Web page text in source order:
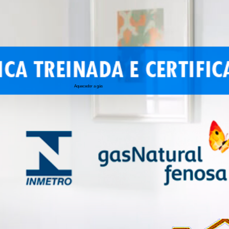
conserto de
conserto de
conserto
conserto de
conserto
conserto de
manutenção
conserto de
Aquecedor a gás